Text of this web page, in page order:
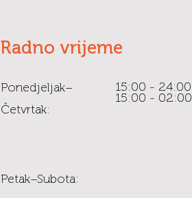
Radno vrijeme
Ponedjeljak–
Četvrtak:
15:00 - 24:00
Petak–Subota:
15:00 - 02:00